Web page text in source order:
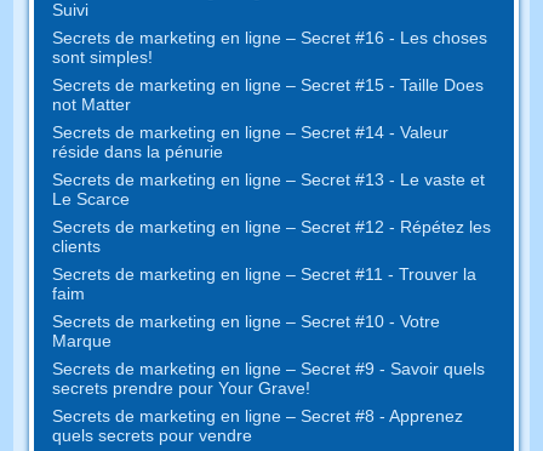
Suivi
Secrets de marketing en ligne – Secret #16 - Les choses
sont simples!
Secrets de marketing en ligne – Secret #15 - Taille Does
not Matter
Secrets de marketing en ligne – Secret #14 - Valeur
réside dans la pénurie
Secrets de marketing en ligne – Secret #13 - Le vaste et
Le Scarce
Secrets de marketing en ligne – Secret #12 - Répétez les
clients
Secrets de marketing en ligne – Secret #11 - Trouver la
faim
Secrets de marketing en ligne – Secret #10 - Votre
Marque
Secrets de marketing en ligne – Secret #9 - Savoir quels
secrets prendre pour Your Grave!
Secrets de marketing en ligne – Secret #8 - Apprenez
quels secrets pour vendre